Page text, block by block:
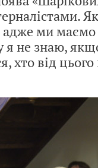
адже ми
не знаю,
хто від